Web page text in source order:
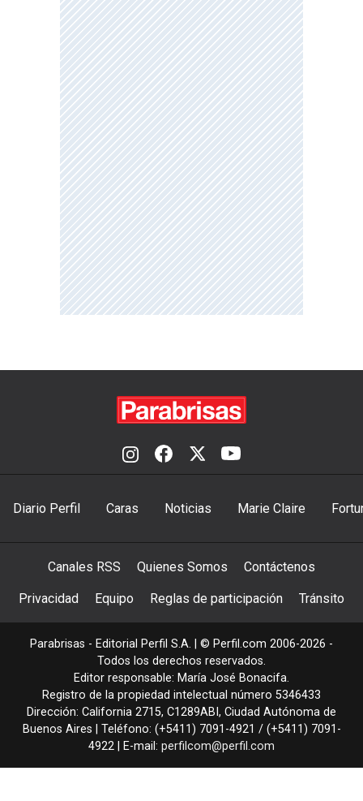
Diario Perfil Caras Noticias Marie Claire
Canales RSS Quienes Somos Contáctenos
Privacidad Equipo Reglas de participación Tránsito
Parabrisas - Editorial Perfil S.A. | © Perfil.com 2006-2026 -
Todos los derechos reservados.
Editor responsable: María José Bonacifa.
Registro de la propiedad intelectual número 5346433
Dirección: California 2715, C1289ABI , Ciudad Autónoma de
Buenos Aires | Teléfono: (+5411) 7091-4921 / (+5411) 7091-
4922 | E-mail: perfilcom@perfil.com